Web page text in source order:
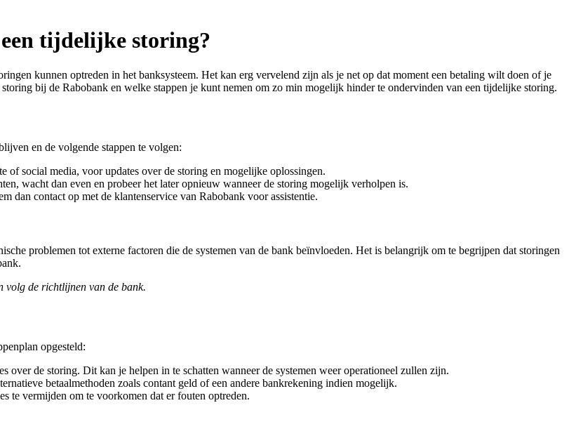
tijdelijke storing?
kunnen optreden in het banksysteem. Het kan erg vervelend zijn als je net op dat moment een betaling wilt doen of je
bij de Rabobank en welke stappen je kunt nemen om zo min mogelijk hinder te ondervinden van een tijdelijke storing.
en de volgende stappen te volgen:
of social media, voor updates over de storing en mogelijke oplossingen.
wacht dan even en probeer het later opnieuw wanneer de storing mogelijk verholpen is.
dan contact op met de klantenservice van Rabobank voor assistentie.
problemen tot externe factoren die de systemen van de bank beïnvloeden. Het is belangrijk om te begrijpen dat storingen
volg de richtlijnen van de bank.
opgesteld:
over de storing. Dit kan je helpen in te schatten wanneer de systemen weer operationeel zullen zijn.
betaalmethoden zoals contant geld of een andere bankrekening indien mogelijk.
te vermijden om te voorkomen dat er fouten optreden.